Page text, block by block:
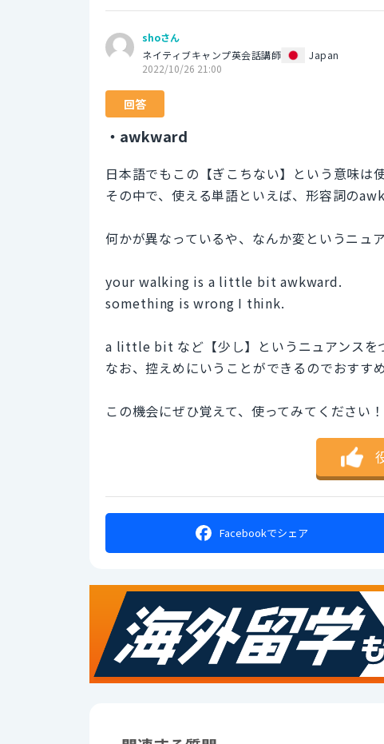
shoさん
ネイティブキャンプ英会話講師
Japan
2022/10/26 21:00
回答
・awkward
日本語でもこの【ぎこちない】という意味は
その中で、使える単語といえば、形容詞の
何かが異なっているや、なんか変というニュ
your walking is a little bit awkward.
something is wrong I think.
a little bit など【少し】というニュアンスを
なお、控えめにいうことができるのでおすすめ
この機会にぜひ覚えて、使ってみてください！
Facebookでシェア